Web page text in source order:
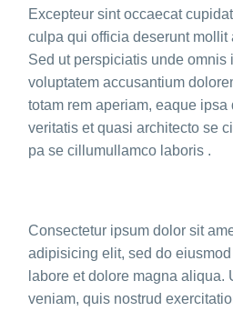
Excepteur sint occaecat
culpa qui officia deserunt mollit
Sed ut perspiciatis unde omnis
voluptatem accusantium
totam rem aperiam, eaque
veritatis et quasi architecto se
pa se cillumullamco laboris .
Consectetur ipsum dolor sit
adipisicing elit, sed do
labore et dolore magna aliqua.
veniam, quis nostrud